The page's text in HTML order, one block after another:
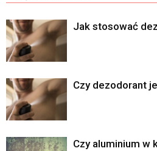
Jak stosować
Czy dezodorant
Czy aluminium w